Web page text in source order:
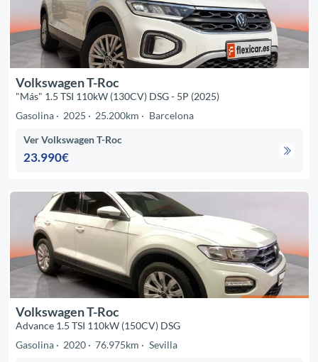
Volkswagen T-Roc
"Más" 1.5 TSI 110kW (130CV) DSG - 5P (2025)
Gasolina
2025 25.200km Barcelona
Ver Volkswagen T-Roc
23.990€
Volkswagen T-Roc
Advance 1.5 TSI 110kW (150CV) DSG
Gasolina
2020 76.975km Sevilla